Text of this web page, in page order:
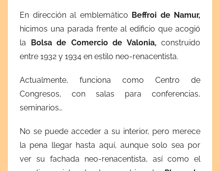
En dirección al emblemático Beffroi de Namur,
hicimos una parada frente al edificio que acogió
la
Bolsa de Comercio de Valonia, construido
entre 1932 y 1934 en estilo neo-renacentista.
Actualmente, funciona como Centro de
Congresos, con salas para conferencias,
seminarios…
No se puede acceder a su interior, pero merece
la pena llegar hasta aquí, aunque solo sea por
ver su fachada neo-renacentista, así como el